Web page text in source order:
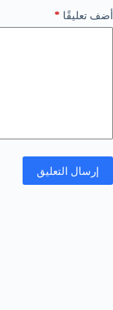
أضف تعليقًا *
إرسال التعليق